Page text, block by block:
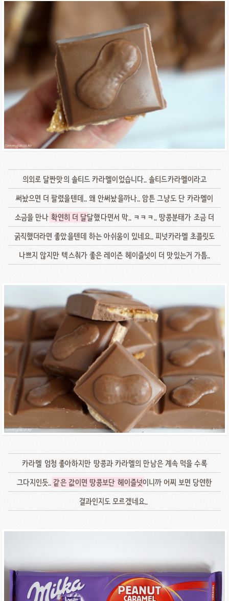
의외로 달짠맛의 솔티드 카라멜이었습니다.. 솔티드카라멜이라고
써놨으면 더 팔렸을텐데.. 왜 안써놨을까나.. 암튼 그냥도 단 카라멜이
소금을 만나 확연히 더 달달했다면서 막.. ㅋㅋㅋ.. 땅콩분태가 조금 더
굵직했더라면 좋았을텐데 하는 아쉬움이 있네요.. 피넛카라멜 초콜릿도
나쁘지 않지만 텍스춰가 좋은 레이즌 헤이즐넛이 더 맛있는거 가틈..
카라멜 엄청 좋아하지만 땅콩과 카라멜의 만남은 계속 먹을 수록
그다지인듯..같은 값이면 땅콩보단 헤이즐넛이니까 어찌 보면 당연한
결과인지도 모르겠네요..